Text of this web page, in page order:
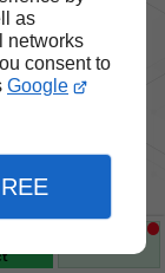
as
networks
consent to
Google
et de